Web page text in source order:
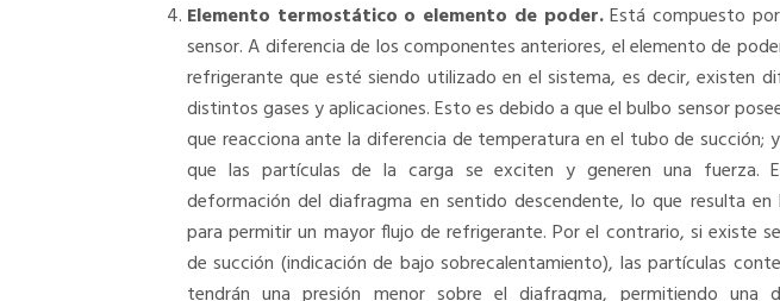
Elemento termostático o elemento de poder.Está compuesto
sensor. A diferencia de los componentes anteriores, el elemento de
refrigerante que esté siendo utilizado en el sistema, es decir, existen
distintos gases y aplicaciones. Esto es debido a que el bulbo sensor
que reacciona ante la diferencia de temperatura en el tubo de succión;
que las partículas de la carga se exciten y generen una fuerza.
deformación del diafragma en sentido descendente, lo que resulta
para permitir un mayor flujo de refrigerante. Por el contrario, si existe
de succión (indicación de bajo sobrecalentamiento), las partículas